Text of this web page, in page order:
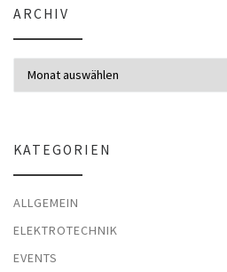
ARCHIV
KATEGORIEN
ALLGEMEIN
ELEKTROTECHNIK
EVENTS